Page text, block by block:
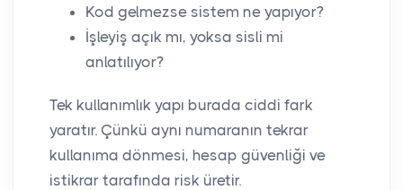
Kod gelmezse sistem ne yapıyor?
İşleyiş açık mı, yoksa sisli mi
anlatılıyor?
Tek kullanımlık yapı burada ciddi fark
yaratır. Çünkü aynı numaranın tekrar
kullanıma dönmesi, hesap güvenliği ve
istikrar tarafında risk üretir.